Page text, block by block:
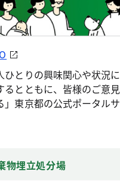
ひとりの興味関心や状況
るとともに、皆様のご意
」東京都の公式ポータルサ
物埋立処分場